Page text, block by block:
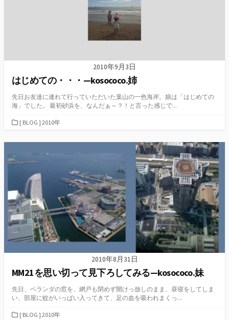
2010年9月3日
はじめての・・・—kosococo.姉
先日お友達に連れて行っていただいた葉山の一色海岸。娘は「はじめての
海」でした。 最初砂浜を、なんだぁ～？！と言った感じで...
カ
ゴ
ー
[ BLOG ] 2010年
2010年8月31日
MM21を思い切って見下ろしてみる—kosococo.妹
先日、ベランダの窓を、網戸も閉めず開けっ放しのまま、昼寝をしてしま
い、部屋に蚊がいっぱい入ってきて、足の血を吸われまくっ...
カ[ BLOG ] 2010年